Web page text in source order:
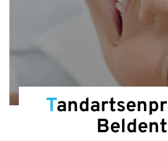
Tandartsenpraktijk
Beldent